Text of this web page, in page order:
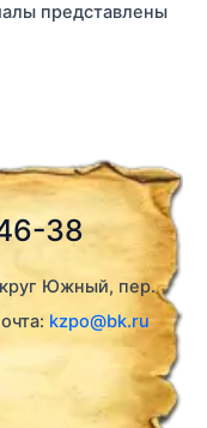
38
Южный, пер.
kzpo@bk.ru
представлены